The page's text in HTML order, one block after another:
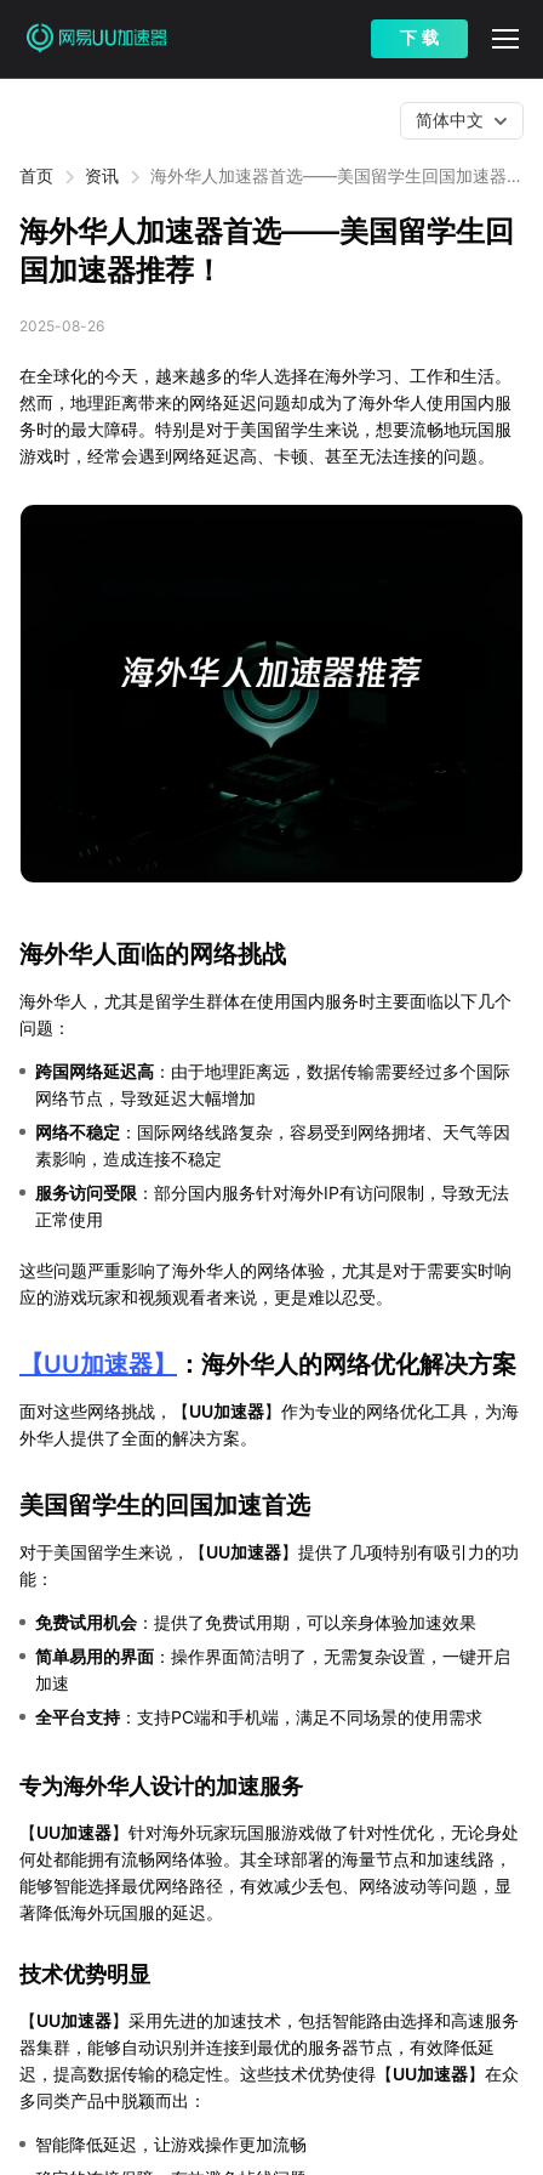
下 载
首页 资讯
海外华人加速器首选——美国留学生回国加速器推
简体中文
海外华人加速器首选——美国留学生回
国加速器推荐！
2025-08-26
在全球化的今天，越来越多的华人选择在海外学习、工作和生活。
然而，地理距离带来的网络延迟问题却成为了海外华人使用国内服
务时的最大障碍。特别是对于美国留学生来说，想要流畅地玩国服
游戏时，经常会遇到网络延迟高、卡顿、甚至无法连接的问题。
海外华人面临的网络挑战
海外华人，尤其是留学生群体在使用国内服务时主要面临以下几个
问题：
跨国网络延迟高 ：由于地理距离远，数据传输需要经过多个国际
网络节点，导致延迟大幅增加
网络不稳定 ：国际网络线路复杂，容易受到网络拥堵、天气等因
素影响，造成连接不稳定
服务访问受限 ：部分国内服务针对海外IP有访问限制，导致无法
正常使用
这些问题严重影响了海外华人的网络体验，尤其是对于需要实时响
应的游戏玩家和视频观看者来说，更是难以忍受。
【UU加速器】 ：海外华人的网络优化解决方案
面对这些网络挑战，【UU加速器】作为专业的网络优化工具，为海
外华人提供了全面的解决方案。
美国留学生的回国加速首选
对于美国留学生来说，【UU加速器】提供了几项特别有吸引力的功
能：
免费试用机会 ：提供了免费试用期，可以亲身体验加速效果
简单易用的界面 ：操作界面简洁明了，无需复杂设置，一键开启
加速
全平台支持：支持PC端和手机端，满足不同场景的使用需求
专为海外华人设计的加速服务
【UU加速器】针对海外玩家玩国服游戏做了针对性优化，无论身处
何处都能拥有流畅网络体验。其全球部署的海量节点和加速线路，
能够智能选择最优网络路径，有效减少丢包、网络波动等问题，显
著降低海外玩国服的延迟。
技术优势明显
【UU加速器】采用先进的加速技术，包括智能路由选择和高速服务
器集群，能够自动识别并连接到最优的服务器节点，有效降低延
迟，提高数据传输的稳定性。这些技术优势使得【UU加速器】在众
多同类产品中脱颖而出：
智能降低延迟，让游戏操作更加流畅